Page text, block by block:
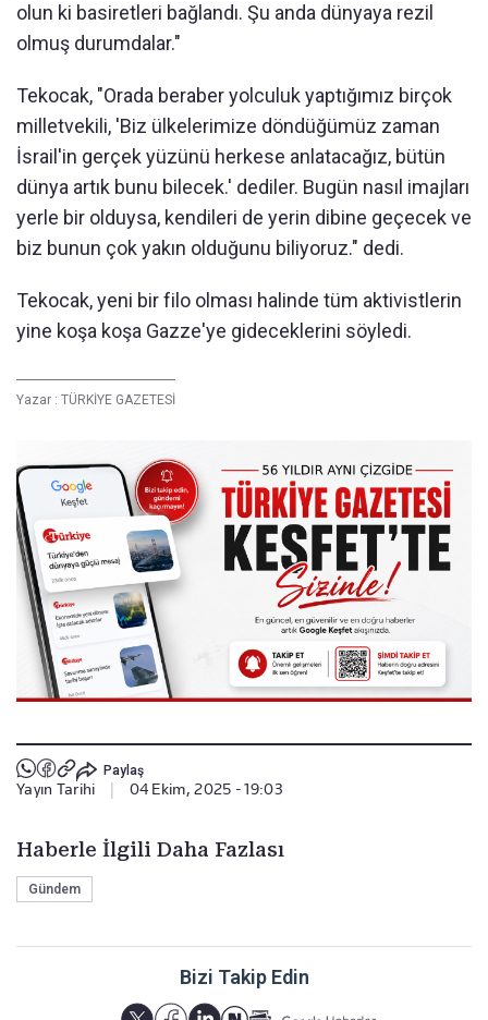
olun ki basiretleri bağlandı. Şu anda dünyaya rezil
olmuş durumdalar."
Tekocak, "Orada beraber yolculuk yaptığımız birçok
milletvekili, 'Biz ülkelerimize döndüğümüz zaman
İsrail'in gerçek yüzünü herkese anlatacağız, bütün
dünya artık bunu bilecek.' dediler. Bugün nasıl imajları
yerle bir olduysa, kendileri de yerin dibine geçecek ve
biz bunun çok yakın olduğunu biliyoruz." dedi.
Tekocak, yeni bir filo olması halinde tüm aktivistlerin
yine koşa koşa Gazze'ye gideceklerini söyledi.
Yazar : TÜRKİYE GAZETESİ
Paylaş
Yayın Tarihi 04 Ekim, 2025 - 19:03
Haberle İlgili Daha Fazlası
Gündem
Bizi Takip Edin